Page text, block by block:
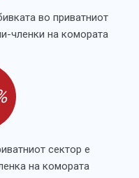
во приватниот
членки на комората
сектор е
на комората